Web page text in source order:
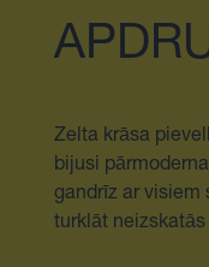
Zelta krāsa
bijusi
gandrīz ar visiem
turklāt neizskatās